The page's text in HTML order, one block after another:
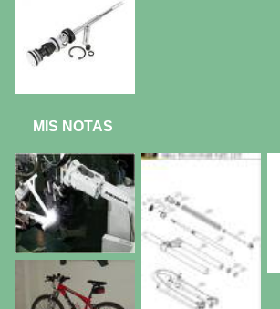
MIS NOTAS